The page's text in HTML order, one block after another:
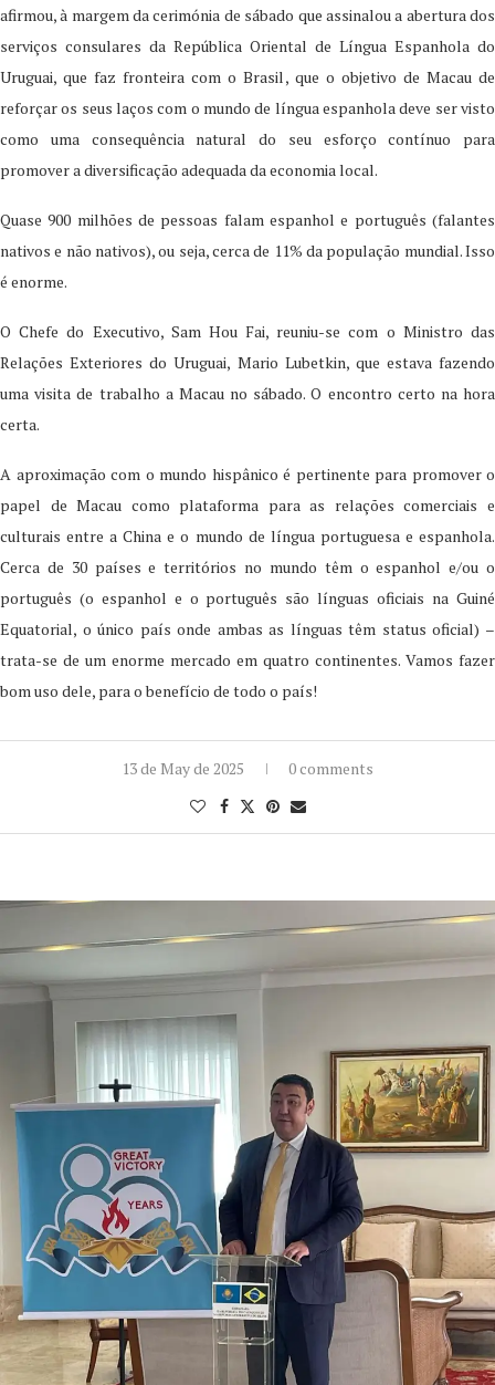
afirmou, à margem da cerimónia de sábado que assinalou a abertura dos
serviços consulares da República Oriental de Língua Espanhola do
Uruguai, que faz fronteira com o Brasil, que o objetivo de Macau de
reforçar os seus laços com o mundo de língua espanhola deve ser visto
como uma consequência natural do seu esforço contínuo para
promover a diversificação adequada da economia local.
Quase 900 milhões de pessoas falam espanhol e português (falantes
nativos e não nativos), ou seja, cerca de 11% da população mundial. Isso
é enorme.
O Chefe do Executivo, Sam Hou Fai, reuniu-se com o Ministro das
Relações Exteriores do Uruguai, Mario Lubetkin, que estava fazendo
uma visita de trabalho a Macau no sábado. O encontro certo na hora
certa.
A aproximação com o mundo hispânico é pertinente para promover o
papel de Macau como plataforma para as relações comerciais e
culturais entre a China e o mundo de língua portuguesa e espanhola.
Cerca de 30 países e territórios no mundo têm o espanhol e/ou o
português (o espanhol e o português são línguas oficiais na Guiné
Equatorial, o único país onde ambas as línguas têm status oficial) –
trata-se de um enorme mercado em quatro continentes. Vamos fazer
bom uso dele, para o benefício de todo o país!
13 de May de 2025 0 comments